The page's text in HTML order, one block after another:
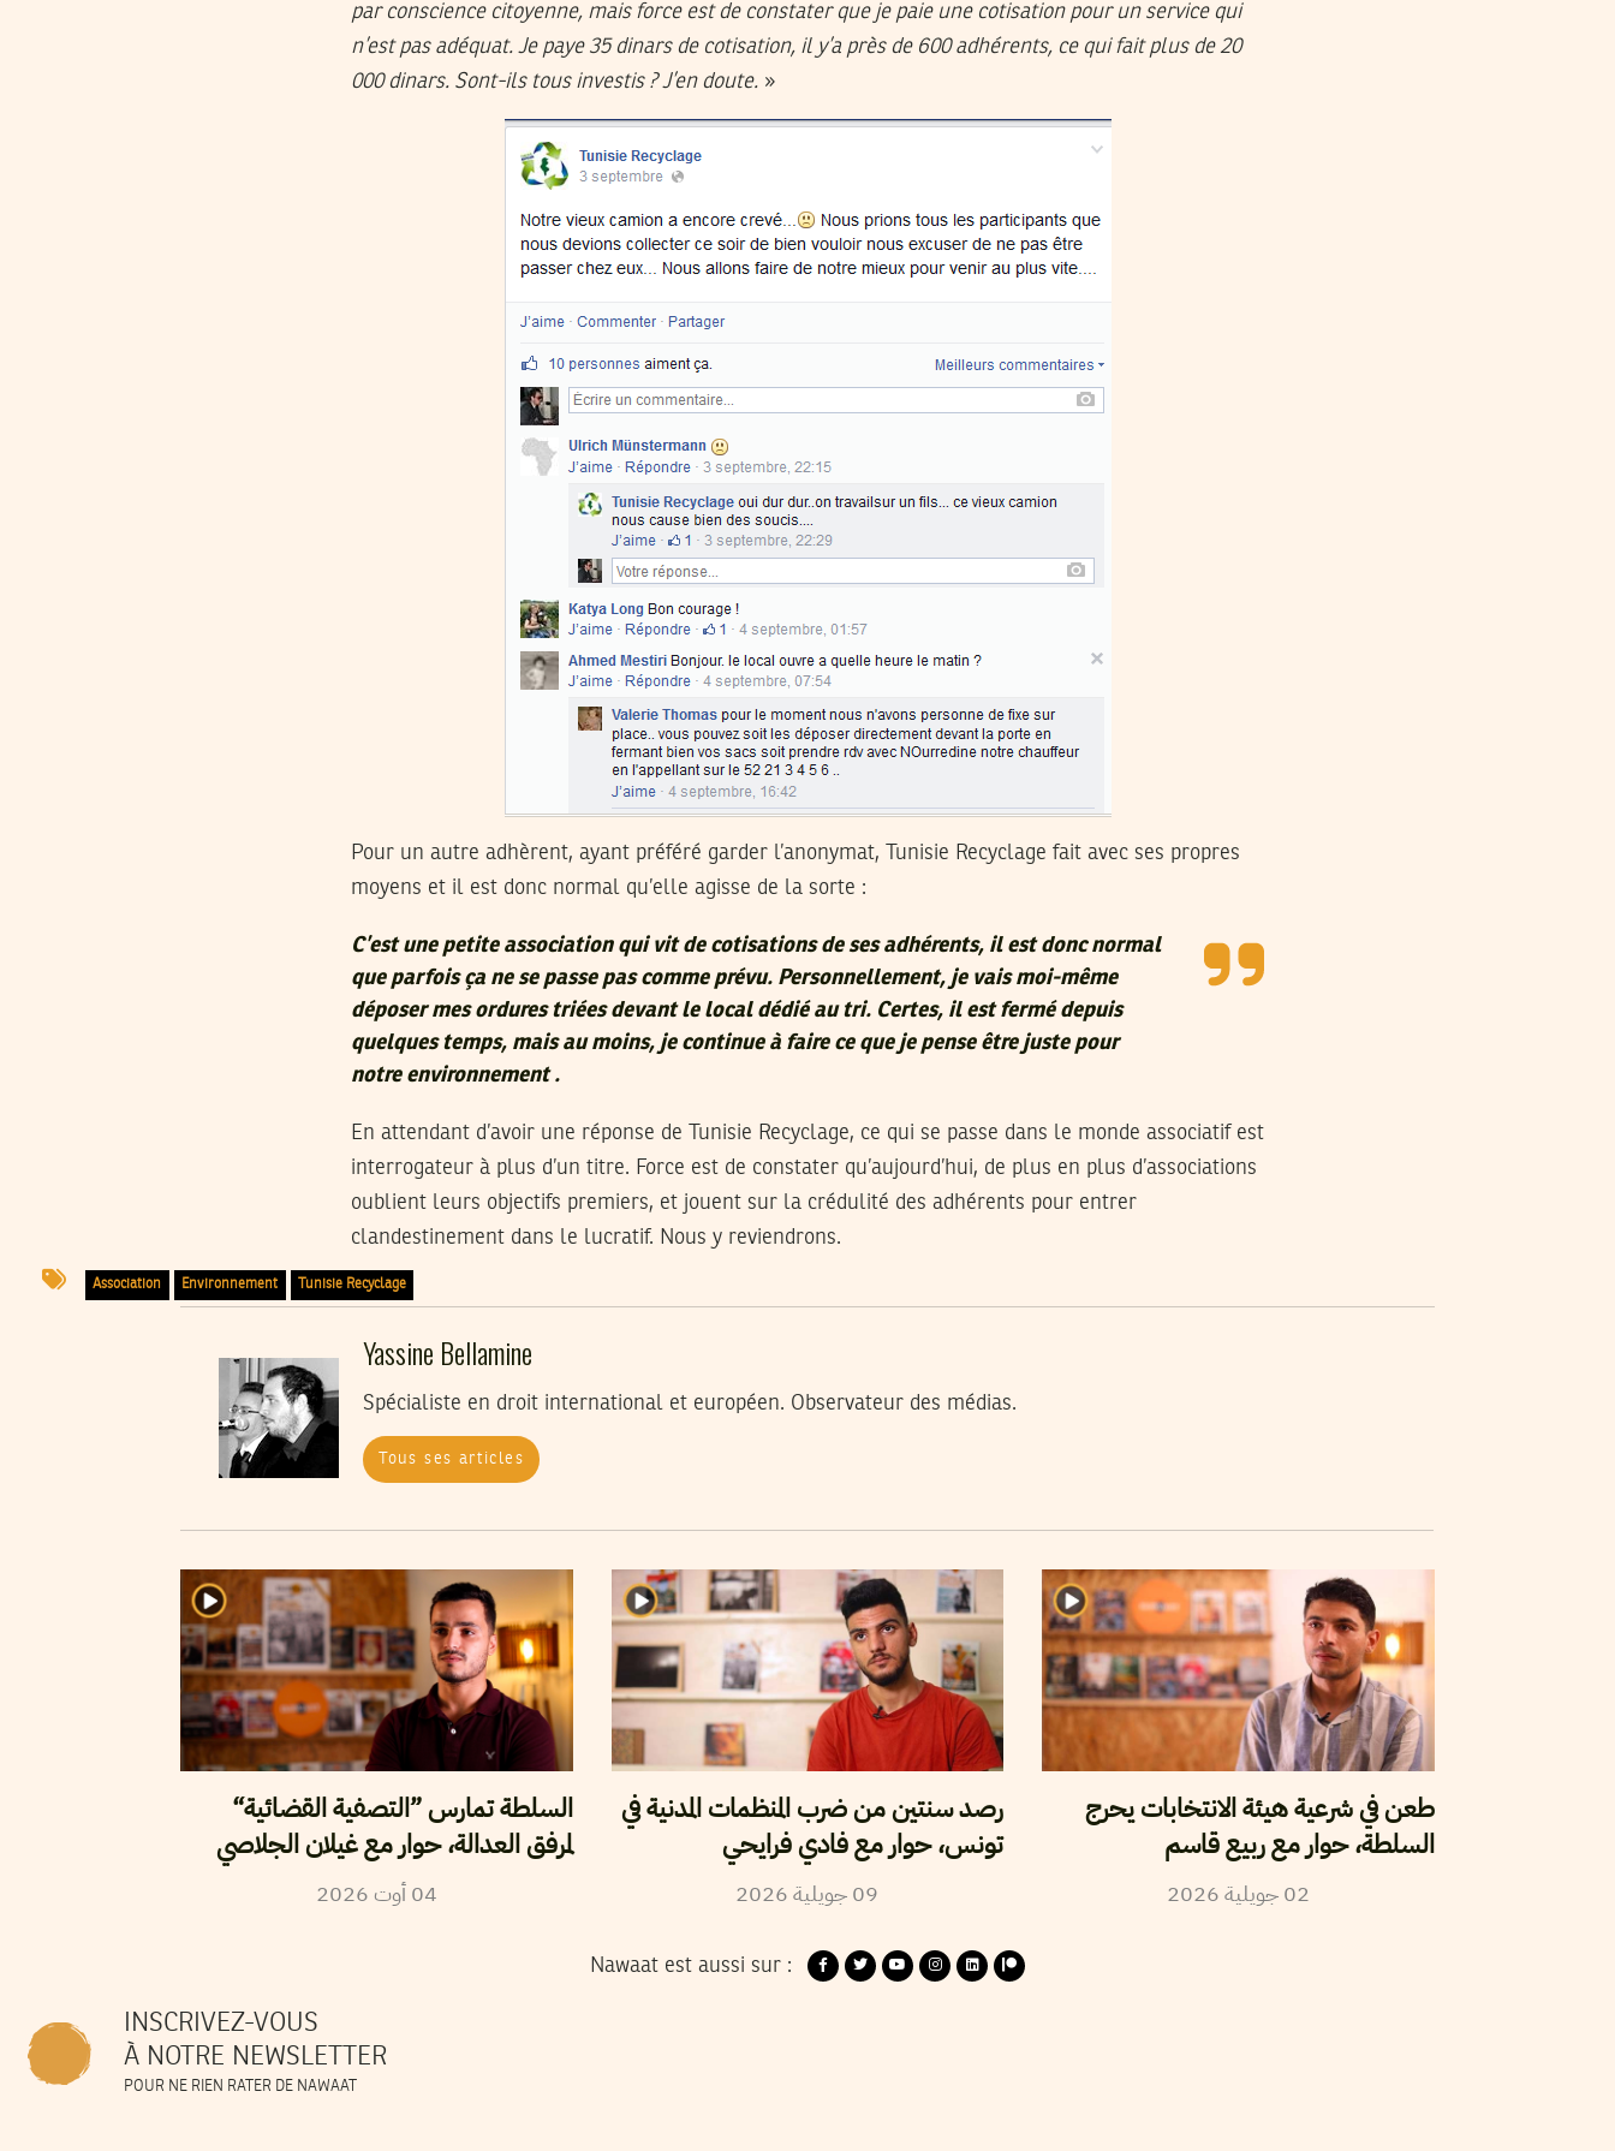
par conscience citoyenne, mais force est de constater que je paie une cotisation pour un service qui
n’est pas adéquat. Je paye 35 dinars de cotisation, il y’a près de 600 adhérents, ce qui fait plus de 20
000 dinars. Sont-ils tous investis ? J’en doute. »
Pour un autre adhèrent, ayant préféré garder l’anonymat, Tunisie Recyclage fait avec ses propres
moyens et il est donc normal qu’elle agisse de la sorte :
C’est une petite association qui vit de cotisations de ses adhérents, il est donc normal
que parfois ça ne se passe pas comme prévu. Personnellement, je vais moi-même
déposer mes ordures triées devant le local dédié au tri. Certes, il est fermé depuis
quelques temps, mais au moins, je continue à faire ce que je pense être juste pour
notre environnement .
En attendant d’avoir une réponse de Tunisie Recyclage, ce qui se passe dans le monde associatif est
interrogateur à plus d’un titre. Force est de constater qu’aujourd’hui, de plus en plus d’associations
oublient leurs objectifs premiers, et jouent sur la crédulité des adhérents pour entrer
clandestinement dans le lucratif. Nous y reviendrons.
Association Environnement Tunisie Recyclage
Yassine Bellamine
Spécialiste en droit international et européen. Observateur des médias.
Tous ses articles
السلطة تمارس ”التصفية القضائية“
لمرفق العدالة، حوار مع غيلان الجلاصي
04أوت2026
رصد سنتين من ضرب المنظمات المدنية في
تونس، حوار مع فادي فرايحي
09جويلية 2026
طعن في شرعية هيئة الانتخابات يحرج
السلطة، حوار مع ربيع قاسم
02جويلية2026
Nawaat est aussi sur :
INSCRIVEZ-VOUS
À NOTRE NEWSLETTER
POUR NE RIEN RATER DE NAWAAT